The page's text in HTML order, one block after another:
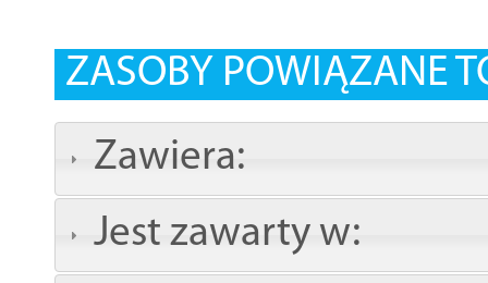
ZASOBY POWIĄZANE
Zawiera:
Jest zawarty w: